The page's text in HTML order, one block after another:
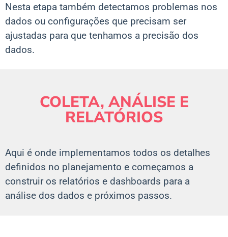
Nesta etapa também detectamos problemas nos
dados ou configurações que precisam ser
ajustadas para que tenhamos a precisão dos
dados.
COLETA, ANÁLISE E
RELATÓRIOS
Aqui é onde implementamos todos os detalhes
definidos no planejamento e começamos a
construir os relatórios e dashboards para a
análise dos dados e próximos passos.